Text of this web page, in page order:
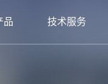
品 技术服务